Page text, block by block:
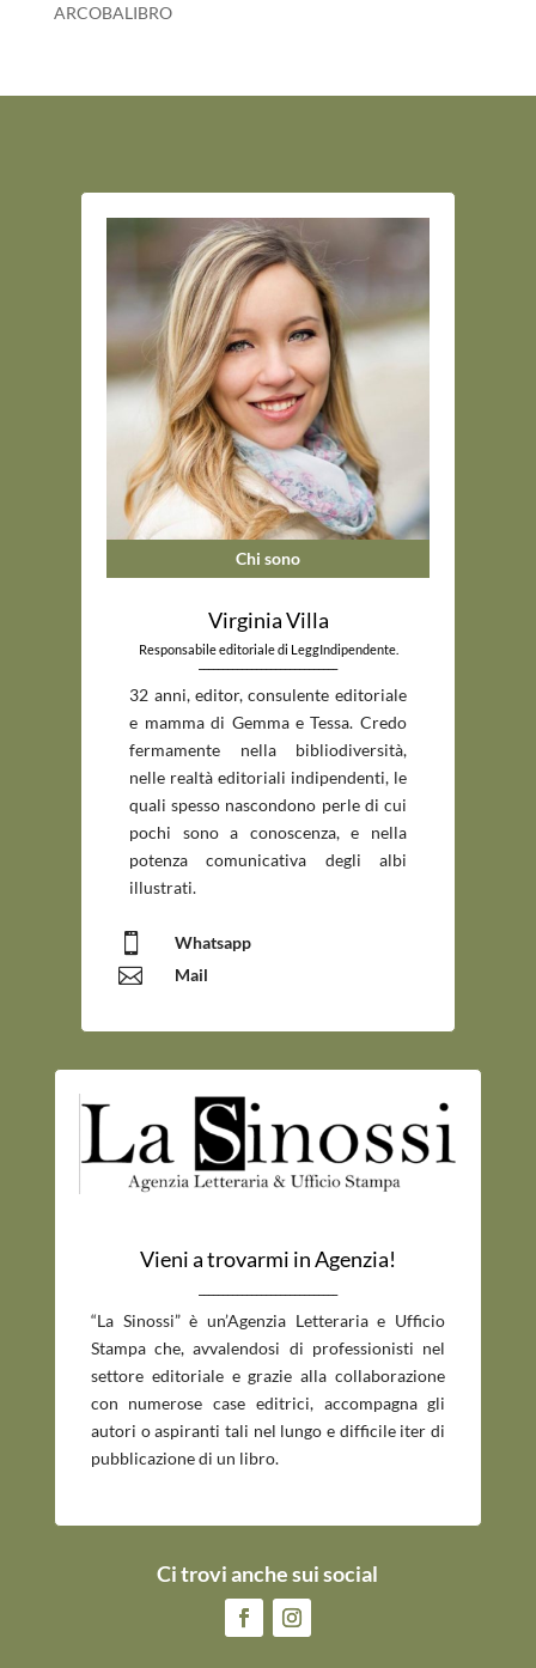
ARCOBALIBRO
Chi sono
Virginia Villa
Responsabile editoriale di LeggIndipendente.
_____________________________
32 anni, editor, consulente editoriale
e mamma di Gemma e Tessa. Credo
fermamente nella bibliodiversità,
nelle realtà editoriali indipendenti, le
quali spesso nascondono perle di cui
pochi sono a conoscenza, e nella
potenza comunicativa degli albi
illustrati.
 Whatsapp
 Mail
Vieni a trovarmi in Agenzia!
“La Sinossi” è un’Agenzia Letteraria e Ufficio
Stampa che, avvalendosi di professionisti nel
settore editoriale e grazie alla collaborazione
con numerose case editrici, accompagna gli
autori o aspiranti tali nel lungo e difficile iter di
pubblicazione di un libro.
Ci trovi anche sui social